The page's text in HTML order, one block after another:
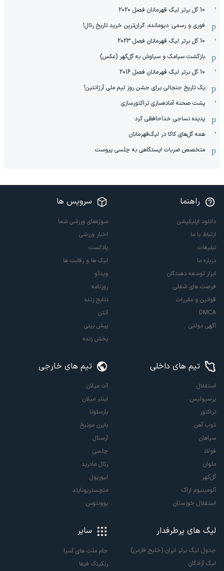
10 گل برتر لیگ قهرمانان فصل 2020
فوری و رسمی: دیومانده، گران‌ترین خرید تاریخ رئال!
10 گل برتر لیگ قهرمانان فصل 2023
بازگشت سیامک و سیاوش به گل‌گهر (عکس)
10 گل برتر لیگ قهرمانان فصل 2016
یک تاریخ جنجالی برای جشن روز تیم ملی آرژانتین!
پشت صحنه آماده‌سازی تراکتورسازی
پدیده نساجی خداحافظی کرد
همه گل‌های کاکا در لیگ‌قهرمانان
متخصص ضربات ایستگاهی به چلسی پیوست
راهنما
دانلود اپلیکیشن
ارتباط با ما
تبلیغات
درباره ما
ابزار توسعه دهندگان
فرصت های شغلی
قوانین و مقررات
DMCA
آگهی دولتی
سرویس ها
سوژه‌های ورزشی شما
اخبار ورزشی
پادکست
لیگ ها و رقابت ها
ویدئو
روزنامه
نتایج زنده
آنتن
پیش بینی
پخش زنده
تیم های داخلی
استقلال
پرسپولیس
تراکتور
ذوب آهن
سپاهان
فولاد
ملوان
گل‌گهر
آلومینیوم اراک
استقلال خوزستان
تیم های خارجی
آث میلان
اینتر میلان
بارسلونا
بایرن مونیخ
آرسنال
چلسی
رئال مادرید
لیورپول
منچستریونایتد
یوونتوس
لیگ های پرطرفدار
جدول لیگ برتر ایران (خلیج فارس)
لیگ آزادگان
سایر
جام ملت های آسیا
رنکینگ فیفا